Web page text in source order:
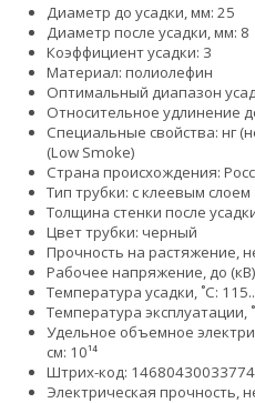
Диаметр до усадки, мм: 25
Диаметр после усадки, мм: 8
Коэффициент усадки: 3
Материал: полиолефин
Оптимальный диапазон
Относительное удлинение
Специальные свойства: нг
(Low Smoke)
Страна происхождения:
Тип трубки: с клеевым слоем
Толщина стенки после
Цвет трубки: черный
Прочность на растяжение,
Рабочее напряжение, до
Температура усадки, ˚С:
Температура эксплуатации,
Удельное объемное
см: 10¹⁴
Штрих-код: 14680430033774
Электрическая прочность,